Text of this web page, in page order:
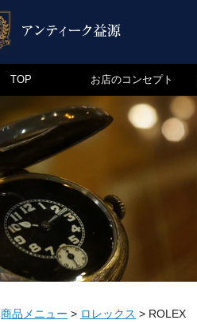
TOP お店のコンセプト
商品メニュー > ロレックス > ROLEX